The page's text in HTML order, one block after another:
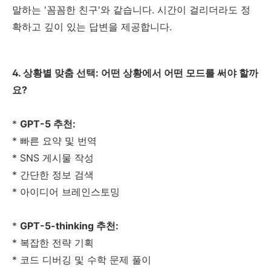
말하는 '꼼꼼한 친구'와 같습니다. 시간이 걸리더라도 정
확하고 깊이 있는 답변을 제공합니다.
4. 상황별 맞춤 선택: 어떤 상황에서 어떤 모드를 써야 할까
요?
* GPT-5 추천:
* 빠른 요약 및 번역
* SNS 게시물 작성
* 간단한 정보 검색
* 아이디어 브레인스토밍
* GPT-5-thinking 추천:
* 복잡한 전략 기획
* 코드 디버깅 및 수학 문제 풀이